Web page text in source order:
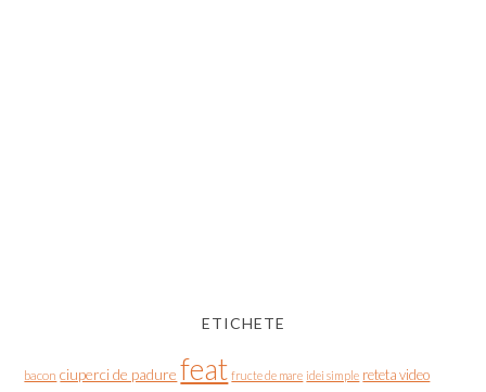
ETICHETE
bacon ciuperci de padure feat fructe de mare idei simple reteta video